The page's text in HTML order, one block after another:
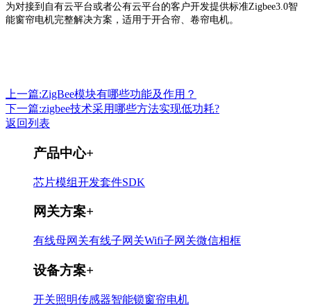
为对接到自有云平台或者公有云平台的客户开发提供标准Zigbee3.0智
能窗帘电机完整解决方案，适用于开合帘、卷帘电机。
上一篇:ZigBee模块有哪些功能及作用？
下一篇:zigbee技术采用哪些方法实现低功耗?
返回列表
产品中心+
芯片模组开发套件SDK
网关方案+
有线母网关有线子网关Wifi子网关微信相框
设备方案+
开关照明传感器智能锁窗帘电机